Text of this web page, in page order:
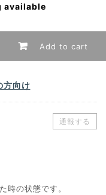
available
Add to cart
方向け
通報する
の状態です。